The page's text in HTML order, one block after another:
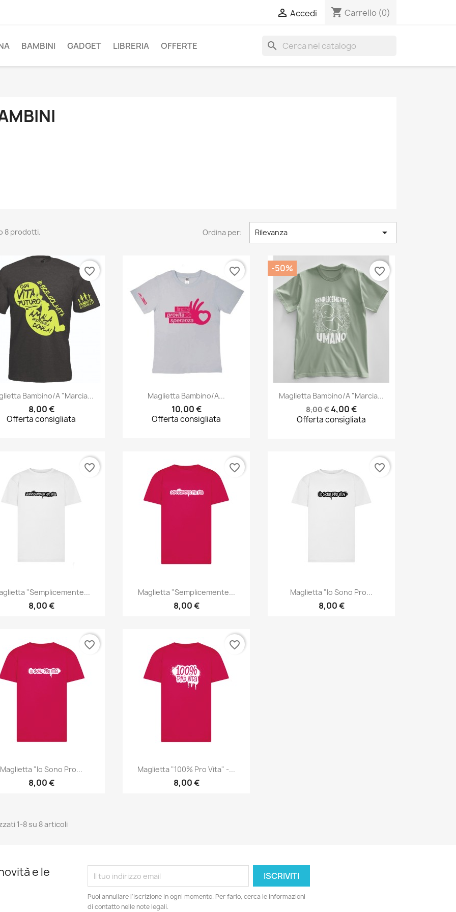
 Accedi shopping_cart Carrello (0)
BAMBINI GADGET LIBRERIA OFFERTE search
8 prodotti. Ordina per: Rilevanza 
Anteprima
Bambino/a "Marcia...
8,00 €
Offerta consigliata
favorite_border
Anteprima
Maglietta Bambino/a...
10,00 €
Offerta consigliata
favorite_border
Anteprima
Maglietta Bambino/a "Marcia...
8,00 €4,00 €
Offerta consigliata
-50% favorite_border
Anteprima
"Semplicemente...
8,00 €
favorite_border
Anteprima
Maglietta "Semplicemente...
8,00 €
favorite_border
Anteprima
Maglietta "Io Sono Pro...
8,00 €
favorite_border
Anteprima
Maglietta "Io Sono Pro...
8,00 €
favorite_border
Anteprima
Maglietta "100% Pro Vita" -...
8,00 €
favorite_border
1-8 su 8 articoli
e le
Puoi annullare l'iscrizione in ogni momento. Per farlo, cerca le informazioni
di contatto nelle note legali.